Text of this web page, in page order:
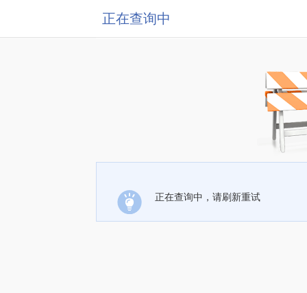
正在查询中
正在查询中，请刷新重试